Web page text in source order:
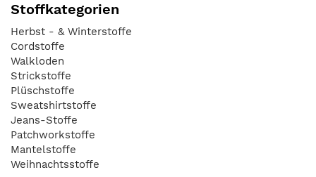
Stoffkategorien
Herbst - & Winterstoffe
Cordstoffe
Walkloden
Strickstoffe
Plüschstoffe
Sweatshirtstoffe
Jeans-Stoffe
Patchworkstoffe
Mantelstoffe
Weihnachtsstoffe